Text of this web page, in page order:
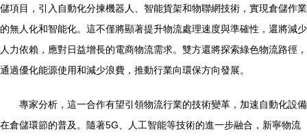
儲項目，引入自動化分揀機器人、智能貨架和物聯網技術，實現倉儲作業
的無人化和智能化。這不僅將顯著提升物流處理速度與準確性，還將減少
人力依賴，應對日益增長的電商物流需求。雙方還將探索綠色物流路徑，
通過優化能源使用和減少浪費，推動行業向環保方向發展。
專家分析，這一合作有望引領物流行業的技術變革，加速自動化設備
在倉儲環節的普及。隨著5G、人工智能等技術的進一步融合，新寧物流